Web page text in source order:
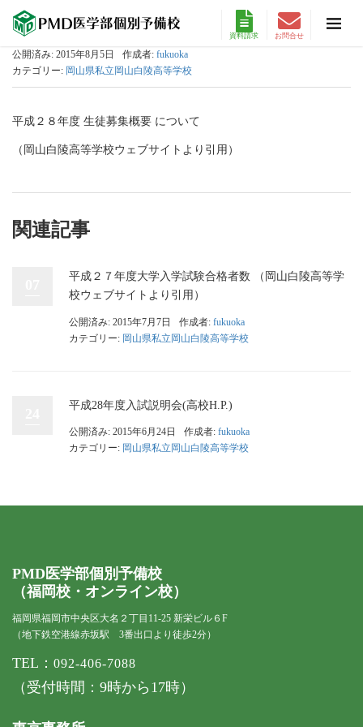
お問合せ
資料請求
公開済み: 2015年8月5日 作成者: fukuoka
カテゴリー: 岡山県私立岡山白陵高等学校
平成２８年度 生徒募集概要 について
（岡山白陵高等学校ウェブサイトより引用）
関連記事
平成２７年度大学入学試験合格者数 （岡山白陵高等学
校ウェブサイトより引用）
公開済み: 2015年7月7日 作成者: fukuoka
カテゴリー: 岡山県私立岡山白陵高等学校
平成28年度入試説明会(高校H.P.)
公開済み: 2015年6月24日 作成者: fukuoka
カテゴリー: 岡山県私立岡山白陵高等学校
PMD医学部個別予備校
（福岡校・オンライン校）
福岡県福岡市中央区大名２丁目11-25 新栄ビル６F
（地下鉄空港線赤坂駅 3番出口より徒歩2分）
TEL： 092-406-7088
（受付時間：9時から17時）